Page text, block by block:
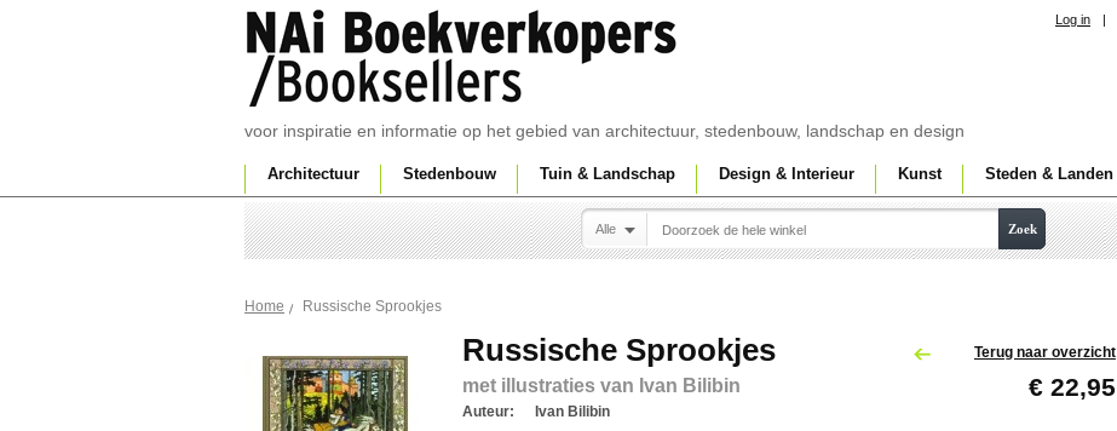
voor inspiratie en informatie op het gebied van architectuur, stedenbouw, landschap en design
Log in |
Architectuur Stedenbouw Tuin & Landschap Design & Interieur Kunst Steden & Landen
Alle Zoek
Home Russische Sprookjes
Terug naar overzicht
€ 22,95
Russische Sprookjes
met illustraties van Ivan Bilibin
Auteur:
Ivan Bilibin